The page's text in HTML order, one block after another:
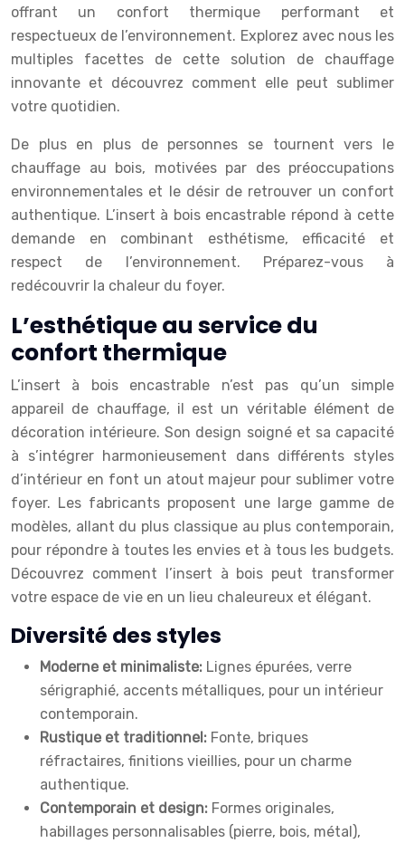
offrant un confort thermique performant et
respectueux de l’environnement. Explorez avec nous les
multiples facettes de cette solution de chauffage
innovante et découvrez comment elle peut sublimer
votre quotidien.
De plus en plus de personnes se tournent vers le
chauffage au bois, motivées par des préoccupations
environnementales et le désir de retrouver un confort
authentique. L’insert à bois encastrable répond à cette
demande en combinant esthétisme, efficacité et
respect de l’environnement. Préparez-vous à
redécouvrir la chaleur du foyer.
L’esthétique au service du
confort thermique
L’insert à bois encastrable n’est pas qu’un simple
appareil de chauffage, il est un véritable élément de
décoration intérieure. Son design soigné et sa capacité
à s’intégrer harmonieusement dans différents styles
d’intérieur en font un atout majeur pour sublimer votre
foyer. Les fabricants proposent une large gamme de
modèles, allant du plus classique au plus contemporain,
pour répondre à toutes les envies et à tous les budgets.
Découvrez comment l’insert à bois peut transformer
votre espace de vie en un lieu chaleureux et élégant.
Diversité des styles
Moderne et minimaliste: Lignes épurées, verre
sérigraphié, accents métalliques, pour un intérieur
contemporain.
Rustique et traditionnel: Fonte, briques
réfractaires, finitions vieillies, pour un charme
authentique.
Contemporain et design: Formes originales,
habillages personnalisables (pierre, bois, métal),